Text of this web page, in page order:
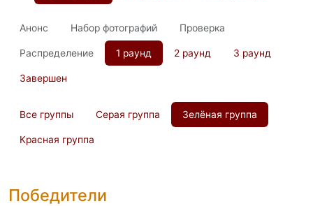
Анонс Набор фотографий Проверка
Распределение 1 раунд 2 раунд 3 раунд
Завершен
Все группы Серая группа Зелёная группа
Красная группа
Победители